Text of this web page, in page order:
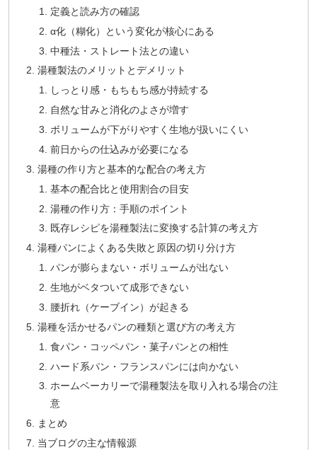
定義と読み方の確認
α化（糊化）という変化が核心にある
中種法・ストレート法との違い
湯種製法のメリットとデメリット
しっとり感・もちもち感が持続する
自然な甘みと消化のよさが増す
ボリュームが下がりやすく生地が扱いにくい
前日からの仕込みが必要になる
湯種の作り方と基本的な配合の考え方
基本の配合比と使用割合の目安
湯種の作り方：手順のポイント
既存レシピを湯種製法に変換する計算の考え方
湯種パンによくある失敗と原因の切り分け方
パンが膨らまない・ボリュームが出ない
生地がベタついて成形できない
腰折れ（ケーブイン）が起きる
湯種を活かせるパンの種類と選び方の考え方
食パン・コッペパン・菓子パンとの相性
ハード系パン・フランスパンには向かない
ホームベーカリーで湯種製法を取り入れる場合の注
意
まとめ
当ブログの主な情報源